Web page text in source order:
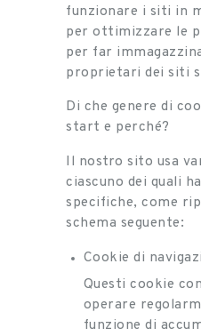
funzionare i siti in
per ottimizzare le
per far
proprietari dei siti
Di che genere di
start e perché?
Il nostro sito usa
ciascuno dei quali
specifiche, come
schema seguente:
Cookie di
Questi cookie
operare
funzione di